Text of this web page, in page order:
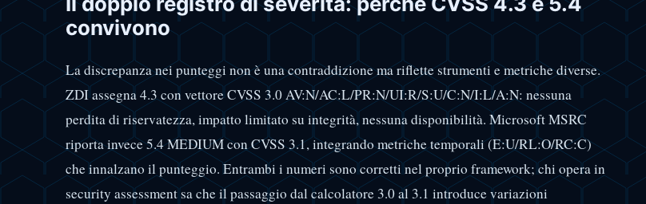
convivono
La discrepanza nei punteggi non è una contraddizione ma riflette strumenti e metriche diverse.
ZDI assegna 4.3 con vettore CVSS 3.0 AV:N/AC:L/PR:N/UI:R/S:U/C:N/I:L/A:N: nessuna
perdita di riservatezza, impatto limitato su integrità, nessuna disponibilità. Microsoft MSRC
riporta invece 5.4 MEDIUM con CVSS 3.1, integrando metriche temporali (E:U/RL:O/RC:C)
che innalzano il punteggio. Entrambi i numeri sono corretti nel proprio framework; chi opera in
security assessment sa che il passaggio dal calcolatore 3.0 al 3.1 introduce variazioni